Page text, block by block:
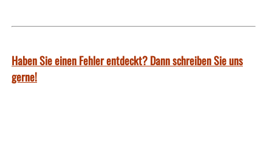
Haben Sie einen Fehler entdeckt? Dann schreiben Sie uns
gerne!